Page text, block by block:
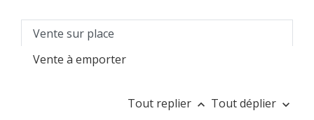
Vente sur place
Vente à emporter
Tout replier keyboard_arrow_up Tout déplier keyboard_arrow_down